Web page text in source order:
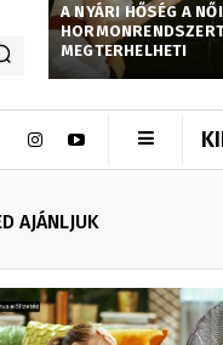
A NYÁRI HŐSÉG A NŐI
MEGTERHELHETI
AJÁNLJUK